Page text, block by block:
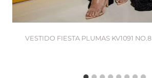
VESTIDO FIESTA PLUMAS KV1091 NO.8